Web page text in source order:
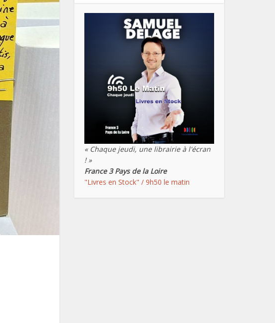
« Chaque jeudi, une librairie à l'écran
! »
France 3 Pays de la Loire
"Livres en Stock" / 9h50 le matin